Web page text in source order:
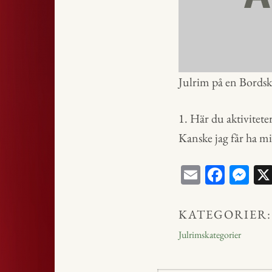
Julrim på en
1. Här du
Kanske jag får ha
E
ail
Fa
bo
ok
M
en
KATEGORIER:
Julrimskategorier